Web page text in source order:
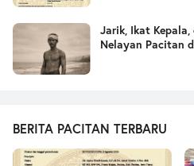
Jarik, Ikat
Nelayan Pacitan
BERITA PACITAN TERBARU